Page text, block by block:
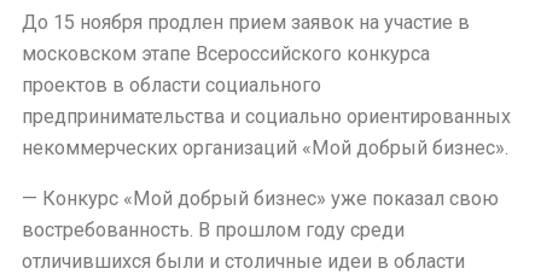
До 15 ноября продлен прием заявок на участие в
московском этапе Всероссийского конкурса
проектов в области социального
предпринимательства и социально ориентированных
некоммерческих организаций «Мой добрый бизнес».
— Конкурс «Мой добрый бизнес» уже показал свою
востребованность. В прошлом году среди
отличившихся были и столичные идеи в области